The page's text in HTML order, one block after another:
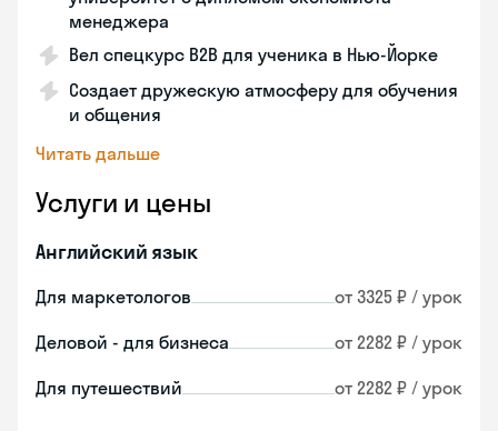
менеджера
Вел спецкурс B2B для ученика в Нью-Йорке
Создает дружескую атмосферу для обучения
и общения
Читать дальше
Услуги и цены
Английский язык
Для маркетологов от 3325 ₽ / урок
Деловой - для бизнеса от 2282 ₽ / урок
Для путешествий от 2282 ₽ / урок